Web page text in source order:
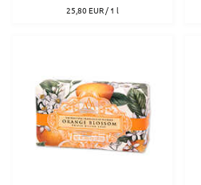
25,80 EUR / 1 l